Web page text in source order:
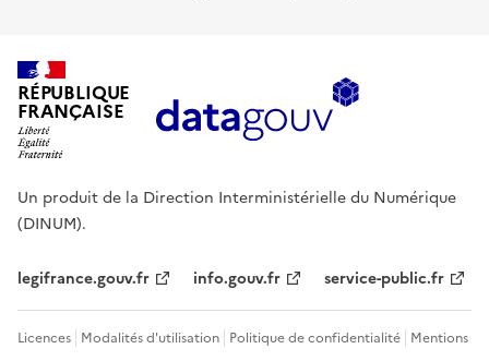
RÉPUBLIQUE
FRANÇAISE
Un produit de la Direction Interministérielle du Numérique
(DINUM).
legifrance.gouv.fr info.gouv.fr service-public.fr
Licences Modalités d'utilisation Politique de confidentialité Mentions